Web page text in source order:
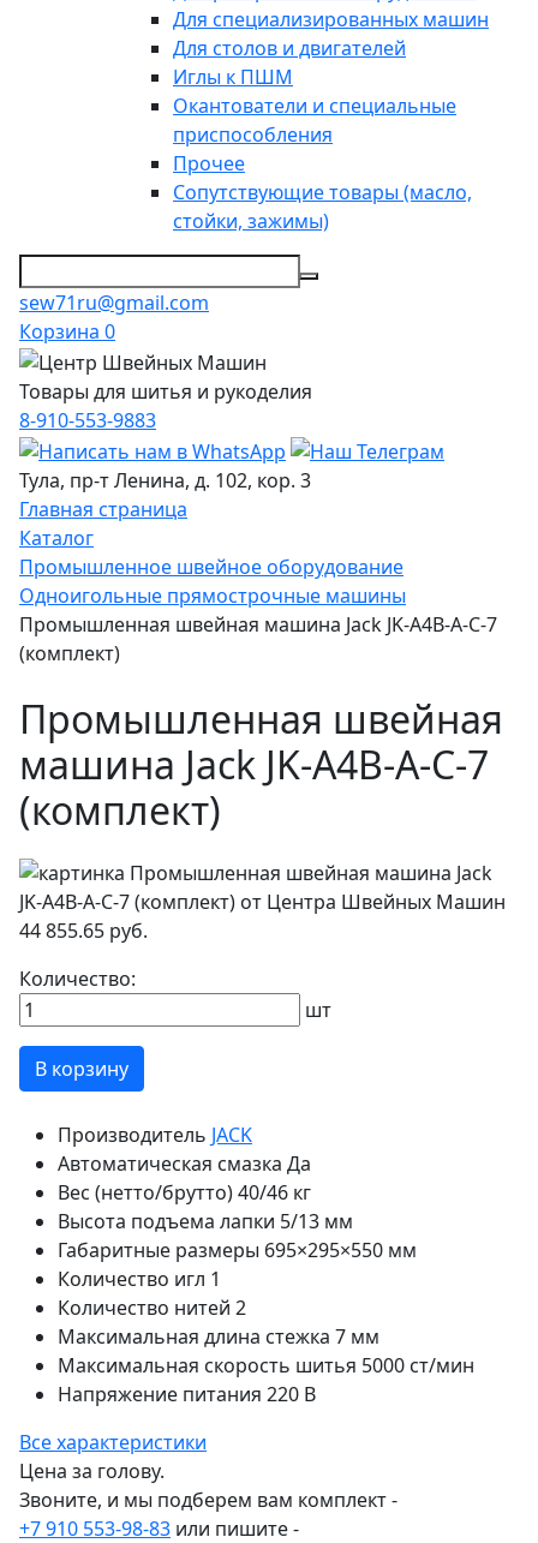
Для специализированных машин
Для столов и двигателей
Иглы к ПШМ
Окантователи и специальные
приспособления
Прочее
Сопутствующие товары (масло,
стойки, зажимы)
sew71ru@gmail.com
Корзина 0
Товары для шитья и рукоделия
8-910-553-9883
Тула, пр-т Ленина, д. 102, кор. 3
Главная страница
Каталог
Промышленное швейное оборудование
Одноигольные прямострочные машины
Промышленная швейная машина Jack JK-A4B-A-C-7
(комплект)
Промышленная швейная
машина Jack JK-A4B-A-C-7
(комплект)
44 855.65 руб.
Количество:
шт
В корзину
Производитель JACK
Автоматическая смазка Да
Вес (нетто/брутто)40/46 кг
Высота подъема лапки 5/13 мм
Габаритные размеры 695×295×550 мм
Количество игл 1
Количество нитей 2
Максимальная длина стежка 7 мм
Максимальная скорость шитья 5000 ст/мин
Напряжение питания 220 В
Все характеристики
Цена за голову.
Звоните, и мы подберем вам комплект -
+7 910 553-98-83 или пишите -